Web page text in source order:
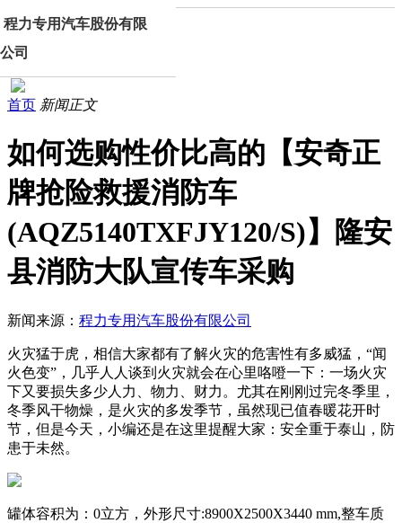
程力专用汽车股份有限
公司
首页 新闻正文
如何选购性价比高的【安奇正
牌抢险救援消防车
(AQZ5140TXFJY120/S)】隆安
县消防大队宣传车采购
新闻来源： 程力专用汽车股份有限公司
火灾猛于虎，相信大家都有了解火灾的危害性有多威猛，“闻
火色变”，几乎人人谈到火灾就会在心里咯噔一下：一场火灾
下又要损失多少人力、物力、财力。尤其在刚刚过完冬季里，
冬季风干物燥，是火灾的多发季节，虽然现已值春暖花开时
节，但是今天，小编还是在这里提醒大家：安全重于泰山，防
患于未然。
罐体容积为：0立方，外形尺寸:8900X2500X3440 mm,整车质